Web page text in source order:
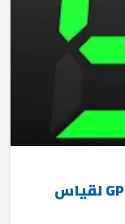
أفضل تطبيقات GPS Speedometer لقياس